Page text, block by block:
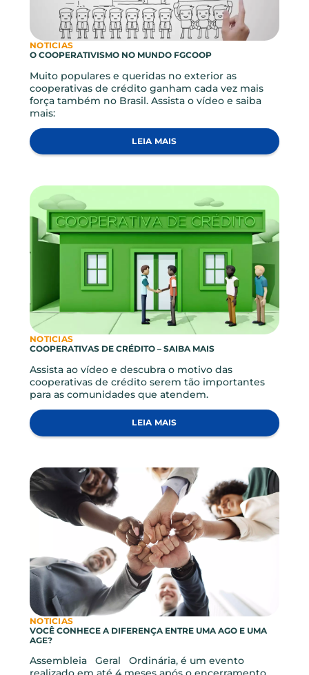
NOTICIAS
O COOPERATIVISMO NO MUNDO FGCOOP
Muito populares e queridas no exterior as
cooperativas de crédito ganham cada vez mais
força também no Brasil. Assista o vídeo e saiba
LEIA MAIS
COOPERATIVAS DE CRÉDITO – SAIBA MAIS
Assista ao vídeo e descubra o motivo das
cooperativas de crédito serem tão importantes
para as comunidades que atendem.
LEIA MAIS